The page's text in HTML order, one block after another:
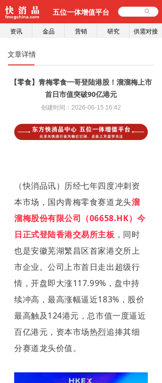
五位一体增值平台 ꄙ
资讯 金品 营销 研究 供需对接
【零食】青梅零食一哥登陆港股！溜溜梅上市
首日市值突破90亿港元
（快消品讯）历经七年四度冲刺资
本市场，国内青梅零食赛道龙头溜
溜梅股份有限公司（06658.HK）今
日正式登陆香港交易所主板 ，同时
也是安徽芜湖繁昌区首家港交所上
市企业。公司上市首日走出超级行
情，开盘即大涨117.99%，盘中持
续冲高，最高涨幅逼近183%，股价
最高触及124港元，总市值一度逼近
百亿港元，资本市场热烈追捧其细
分赛道龙头价值。
文章详情
创建时间： 2026-06-15 16:42